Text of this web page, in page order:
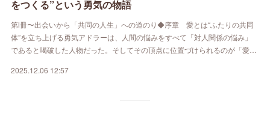
をつくる”という勇気の物語
第Ⅰ冊〜出会いから「共同の人生」への道のり◆序章 愛とは“ふたりの共同
体”を立ち上げる勇気アドラーは、人間の悩みをすべて「対人関係の悩み」
であると喝破した人物だった。そしてその頂点に位置づけられるのが「愛…
2025.12.06 12:57